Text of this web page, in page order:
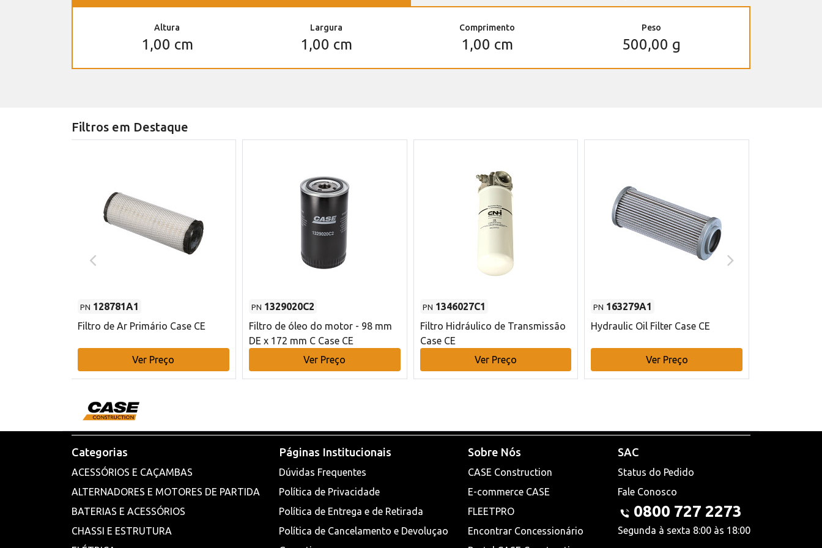
Altura
1,00 cm
Largura
1,00 cm
Comprimento
1,00 cm
Peso
500,00 g
Filtros em Destaque
PN 128781A1
Filtro de Ar Primário Case CE
Ver Preço
PN 1329020C2
Filtro de óleo do motor - 98 mm
DE x 172 mm C Case CE
Ver Preço
PN 1346027C1
Filtro Hidráulico de Transmissão
Case CE
Ver Preço
PN 163279A1
Hydraulic Oil Filter Case CE
Ver Preço
Categorias
ACESSÓRIOS E CAÇAMBAS
ALTERNADORES E MOTORES DE PARTIDA
BATERIAS E ACESSÓRIOS
CHASSI E ESTRUTURA
Páginas Institucionais
Dúvidas Frequentes
Política de Privacidade
Política de Entrega e de Retirada
Política de Cancelamento e Devoluçao
Sobre Nós
CASE Construction
E-commerce CASE
FLEETPRO
Encontrar Concessionário
SAC
Status do Pedido
Fale Conosco
0800 727 2273
Segunda à sexta 8:00 às 18:00